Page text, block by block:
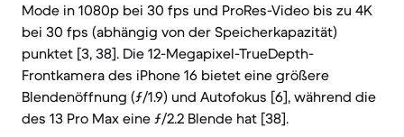
Mode in 1080p bei 30 fps und ProRes-Video bis zu 4K
bei 30 fps (abhängig von der Speicherkapazität)
punktet [3, 38]. Die 12-Megapixel-TrueDepth-
Frontkamera des iPhone 16 bietet eine größere
Blendenöffnung (ƒ/1.9) und Autofokus [6], während die
des 13 Pro Max eine ƒ/2.2 Blende hat [38].